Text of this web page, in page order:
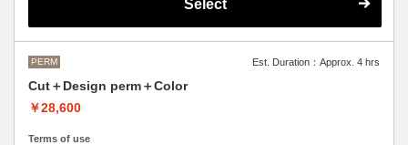
M ¥＋1100 L¥＋1650 LL¥＋2200
Select
PERM Est. Duration：Approx. 4 hrs
Cut＋Design perm＋Color
￥28,600
Terms of use